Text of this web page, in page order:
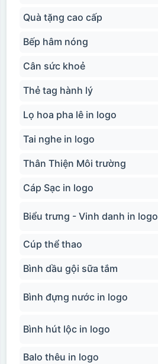
Quà tặng cao cấp
Bếp hâm nóng
Cân sức khoẻ
Thẻ tag hành lý
Lọ hoa pha lê in logo
Tai nghe in logo
Thân Thiện Môi trường
Cáp Sạc in logo
Biểu trưng - Vinh danh in logo
Cúp thể thao
Bình dầu gội sữa tắm
Bình đựng nước in logo
Bình hút lộc in logo
Balo thêu in logo